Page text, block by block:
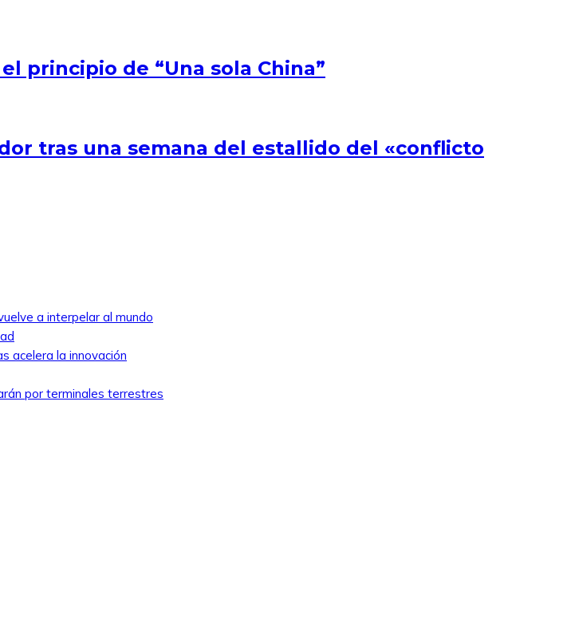
principio de “Una sola China”
tras una semana del estallido del «conflicto
a interpelar al mundo
acelera la innovación
por terminales terrestres